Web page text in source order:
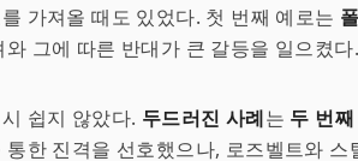
가져올 때도 있었다. 첫 번째 예로는
그에 따른 반대가 큰 갈등을 일으켰다.
쉽지 않았다. 두드러진 사례는 두 번
한 진격을 선호했으나, 로즈벨트와 스